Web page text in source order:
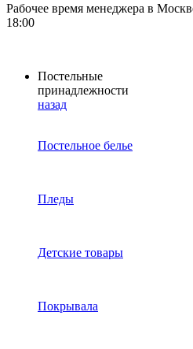
Рабочее время менеджера в
18:00
Постельные
принадлежности
назад
Постельное белье
Пледы
Детские товары
Покрывала